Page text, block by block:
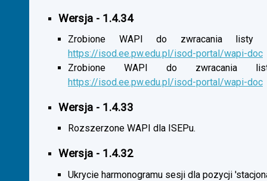
Wersja - 1.4.34
Zrobione WAPI do zwracania listy
https://isod.ee.pw.edu.pl/isod-portal/wapi-doc
Zrobione WAPI do zwracania listy
https://isod.ee.pw.edu.pl/isod-portal/wapi-doc
Wersja - 1.4.33
Rozszerzone WAPI dla ISEPu.
Wersja - 1.4.32
Ukrycie harmonogramu sesji dla pozycji